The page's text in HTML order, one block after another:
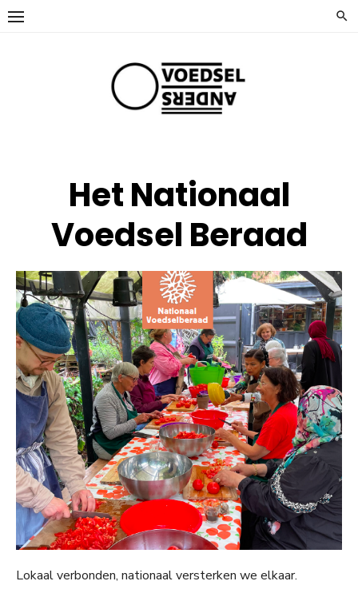
Ga
naar
Het Nationaal
Voedsel Beraad
Lokaal verbonden, nationaal versterken we elkaar.